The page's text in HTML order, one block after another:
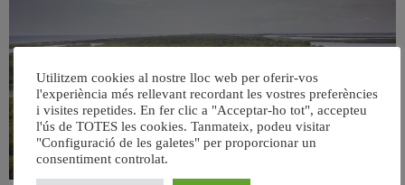
Utilitzem cookies al nostre lloc web per oferir-vos
l'experiència més rellevant recordant les vostres preferències
i visites repetides. En fer clic a "Acceptar-ho tot", accepteu
l'ús de TOTES les cookies. Tanmateix, podeu visitar
"Configuració de les galetes" per proporcionar un
consentiment controlat.